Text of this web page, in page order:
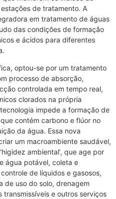
de tratamento. A
em tratamento de águas
das condições de formação
e ácidos para diferentes
optou-se por um tratamento
processo de absorção,
controlada em tempo real,
clorados na própria
impede a formação de
contém carbono e flúor no
da água. Essa nova
um macroambiente saudável,
ambiental’, que age por
água potável, coleta e
de líquidos e gasosos,
de uso do solo, drenagem
e outros serviços